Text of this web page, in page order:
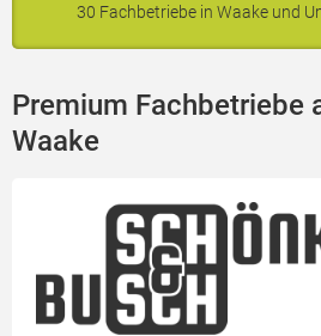
30 Fachbetriebe in Waake und
Premium Fachbetriebe
Waake